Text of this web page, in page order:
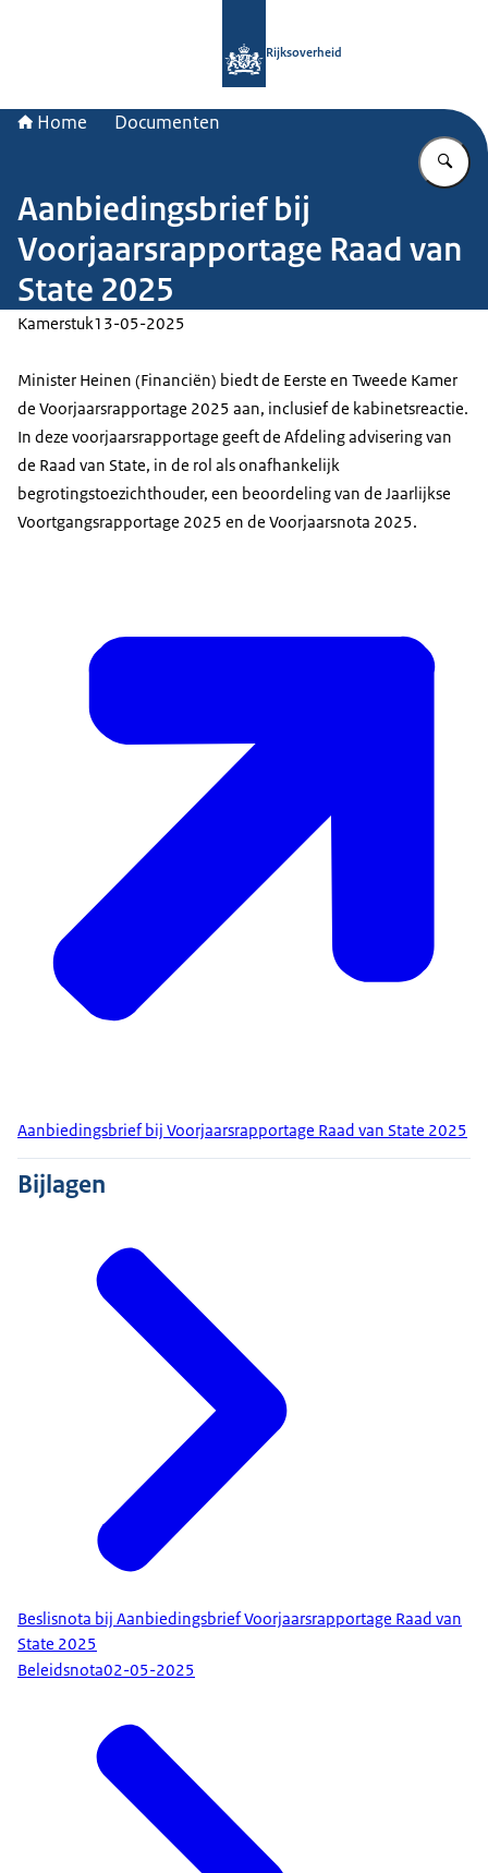
Rijksoverheid
Home Documenten
Aanbiedingsbrief bij
Voorjaarsrapportage Raad van
State 2025
Kamerstuk13-05-2025
Minister Heinen (Financiën) biedt de Eerste en Tweede Kamer
de Voorjaarsrapportage 2025 aan, inclusief de kabinetsreactie.
In deze voorjaarsrapportage geeft de Afdeling advisering van
de Raad van State, in de rol als onafhankelijk
begrotingstoezichthouder, een beoordeling van de Jaarlijkse
Voortgangsrapportage 2025 en de Voorjaarsnota 2025.
Aanbiedingsbrief bij Voorjaarsrapportage Raad van State 2025
Bijlagen
Beslisnota bij Aanbiedingsbrief Voorjaarsrapportage Raad van
State 2025
Beleidsnota02-05-2025